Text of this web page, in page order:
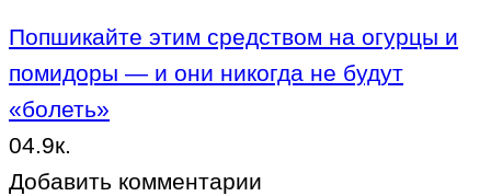
Попшикайте этим средством на огурцы и
помидоры — и они никогда не будут
«болеть»
04.9к.
Добавить комментарии